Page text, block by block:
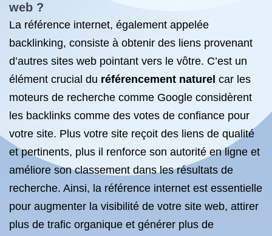
web ?
La référence internet, également appelée
backlinking, consiste à obtenir des liens provenant
d’autres sites web pointant vers le vôtre. C’est un
élément crucial du référencement naturel car les
moteurs de recherche comme Google considèrent
les backlinks comme des votes de confiance pour
votre site. Plus votre site reçoit des liens de qualité
et pertinents, plus il renforce son autorité en ligne et
améliore son classement dans les résultats de
recherche. Ainsi, la référence internet est essentielle
pour augmenter la visibilité de votre site web, attirer
plus de trafic organique et générer plus de